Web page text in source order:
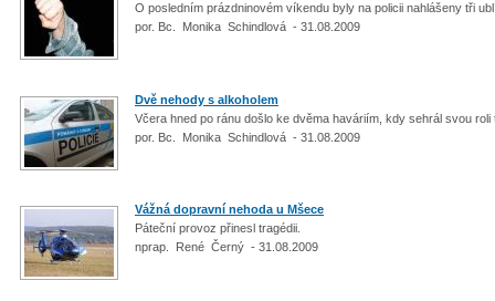
O posledním prázdninovém víkendu byly na policii nahlášeny tři
por. Bc. Monika Schindlová - 31.08.2009
Dvě nehody s alkoholem
Včera hned po ránu došlo ke dvěma haváriím, kdy sehrál svou
por. Bc. Monika Schindlová - 31.08.2009
Vážná dopravní nehoda u Mšece
Páteční provoz přinesl tragédii.
nprap. René Černý - 31.08.2009